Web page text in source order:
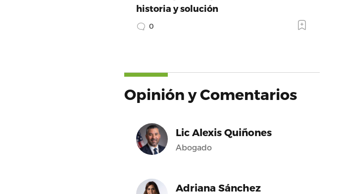
historia y solución
0
Opinión y Comentarios
Lic Alexis Quiñones
Abogado
Adriana Sánchez